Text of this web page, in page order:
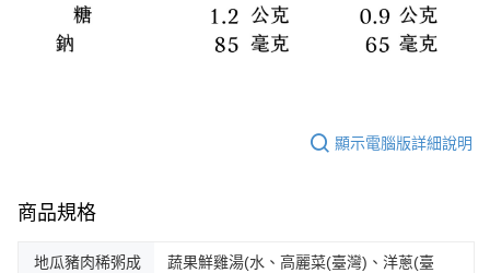
顯示電腦版詳細說明
商品規格
地瓜豬肉稀粥成
蔬果鮮雞湯(水、高麗菜(臺灣)、洋蔥(臺